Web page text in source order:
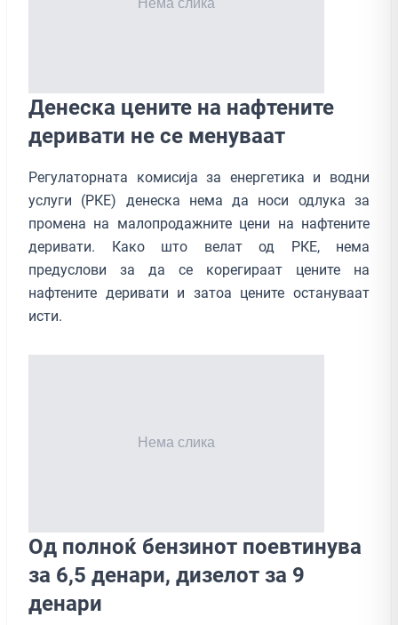
Денеска цените на нафтените
деривати не се менуваат
Регулаторната комисија за енергетика и водни
услуги (РКЕ) денеска нема да носи одлука за
промена на малопродажните цени на нафтените
деривати. Како што велат од РКЕ, нема
предуслови за да се корегираат цените на
нафтените деривати и затоа цените остануваат
исти.
Од полноќ бензинот поевтинува
за 6,5 денари, дизелот за 9
денари